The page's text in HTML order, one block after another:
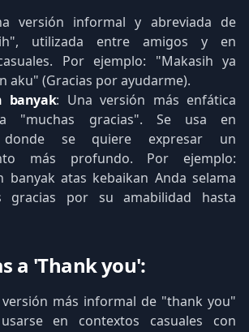
versión informal y abreviada de
utilizada entre amigos y en
Por ejemplo: "Makasih ya
aku" (Gracias por ayudarme).
banyak: Una versión más enfática
"muchas gracias". Se usa en
donde se quiere expresar un
más profundo. Por ejemplo:
banyak atas kebaikan Anda selama
gracias por su amabilidad hasta
a 'Thank you':
más informal de "thank you"
en contextos casuales con